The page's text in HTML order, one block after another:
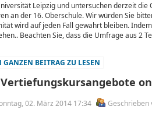
Leipzig und untersuchen derzeit
an der 16. Oberschule. Wir würden Sie
wird auf jeden Fall gewahrt bleiben.
Beachten Sie, dass die Umfrage aus 2
BEITRAG ZU LESEN
02. März 2014 17:34 Geschrieben